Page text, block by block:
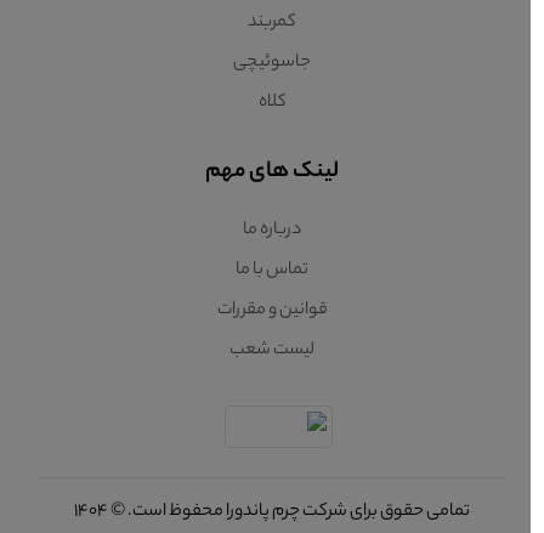
کمربند
جاسوئیچی
کلاه
لینک های مهم
درباره ما
تماس با ما
قوانین و مقررات
لیست شعب
تمامی حقوق برای شرکت چرم پاندورا محفوظ است. © 1404